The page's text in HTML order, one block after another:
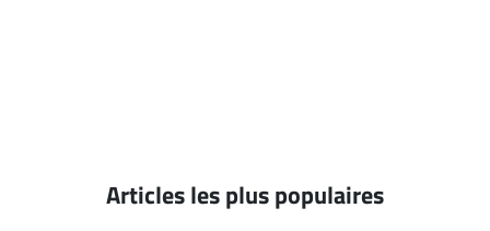
Articles les plus populaires